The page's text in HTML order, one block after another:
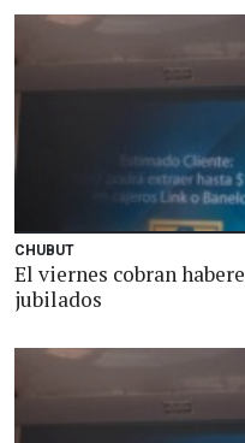
CHUBUT
El viernes cobran
jubilados